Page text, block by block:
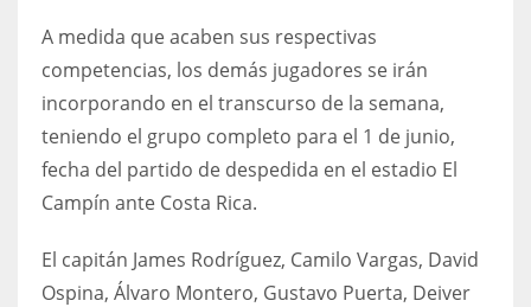
20
NE
16
OAK
A medida que acaben sus respectivas
competencias, los demás jugadores se irán
incorporando en el transcurso de la semana,
teniendo el grupo completo para el 1 de junio,
fecha del partido de despedida en el estadio El
Campín ante Costa Rica.
El capitán James Rodríguez, Camilo Vargas, David
Ospina, Álvaro Montero, Gustavo Puerta, Deiver